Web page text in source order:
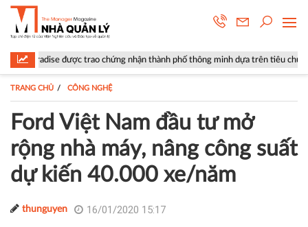
được trao chứng nhận thành phố thông minh dựa trên tiêu chuẩn ISO 37122
TRANG CHỦ CÔNG NGHỆ
Ford Việt Nam đầu tư mở
rộng nhà máy, nâng công suất
dự kiến 40.000 xe/năm
thunguyen 16/01/2020 15:17